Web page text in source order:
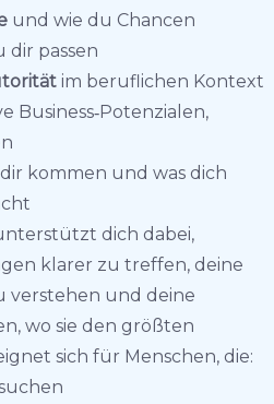
und wie du Chancen
dir passen
im beruflichen Kontext
Business‑Potenzialen,
kommen und was dich
dich dabei,
klarer zu treffen, deine
verstehen und deine
wo sie den größten
sich für Menschen, die: